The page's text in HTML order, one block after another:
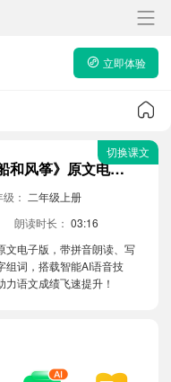
立即体验
二年级上册语文《纸船和风筝》原文电子版带拼音朗读音频
： 二年级上册
朗读时长： 03:16
文电子版，带拼音朗读、写
组词，搭载智能AI语音技
语文成绩飞速提升！
切换课文